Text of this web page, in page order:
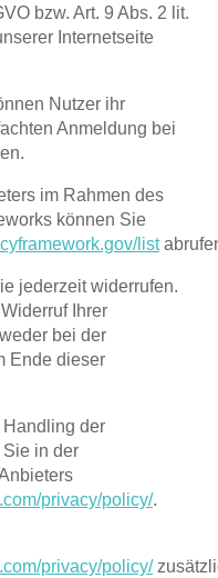
bzw. Art. 9 Abs. 2 lit.
Internetseite
Nutzer ihr
Anmeldung bei
im Rahmen des
können Sie
list
jederzeit widerrufen.
Ihrer
bei der
Ende dieser
Handling der
in der
privacy/policy/.
privacy/policy/